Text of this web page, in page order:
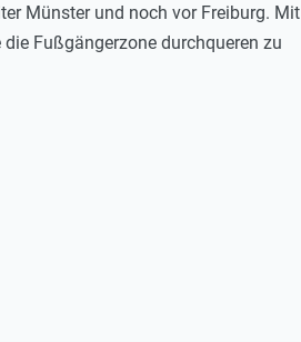
Münster und noch vor Freiburg. Mit
Fußgängerzone durchqueren zu